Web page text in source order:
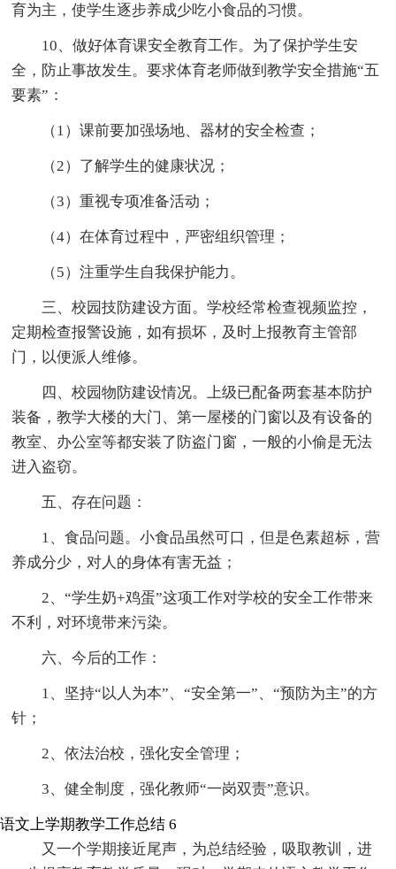
育为主，使学生逐步养成少吃小食品的习惯。
10、做好体育课安全教育工作。为了保护学生安
全，防止事故发生。要求体育老师做到教学安全措施“五
要素”：
（1）课前要加强场地、器材的安全检查；
（2）了解学生的健康状况；
（3）重视专项准备活动；
（4）在体育过程中，严密组织管理；
（5）注重学生自我保护能力。
三、校园技防建设方面。学校经常检查视频监控，
定期检查报警设施，如有损坏，及时上报教育主管部
门，以便派人维修。
四、校园物防建设情况。上级已配备两套基本防护
装备，教学大楼的大门、第一屋楼的门窗以及有设备的
教室、办公室等都安装了防盗门窗，一般的小偷是无法
进入盗窃。
五、存在问题：
1、食品问题。小食品虽然可口，但是色素超标，营
养成分少，对人的身体有害无益；
2、“学生奶+鸡蛋”这项工作对学校的安全工作带来
不利，对环境带来污染。
六、今后的工作：
1、坚持“以人为本”、“安全第一”、“预防为主”的方
针；
2、依法治校，强化安全管理；
3、健全制度，强化教师“一岗双责”意识。
语文上学期教学工作总结 6
又一个学期接近尾声，为总结经验，吸取教训，进